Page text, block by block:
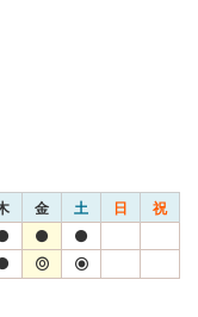
金 土 日 祝